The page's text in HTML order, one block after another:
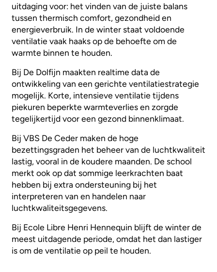
uitdaging voor: het vinden van de juiste balans
tussen thermisch comfort, gezondheid en
energieverbruik. In de winter staat voldoende
ventilatie vaak haaks op de behoefte om de
warmte binnen te houden.
Bij De Dolfijn maakten realtime data de
ontwikkeling van een gerichte ventilatiestrategie
mogelijk. Korte, intensieve ventilatie tijdens
piekuren beperkte warmteverlies en zorgde
tegelijkertijd voor een gezond binnenklimaat.
Bij VBS De Ceder maken de hoge
bezettingsgraden het beheer van de luchtkwaliteit
lastig, vooral in de koudere maanden. De school
merkt ook op dat sommige leerkrachten baat
hebben bij extra ondersteuning bij het
interpreteren van en handelen naar
luchtkwaliteitsgegevens.
Bij Ecole Libre Henri Hennequin blijft de winter de
meest uitdagende periode, omdat het dan lastiger
is om de ventilatie op peil te houden.